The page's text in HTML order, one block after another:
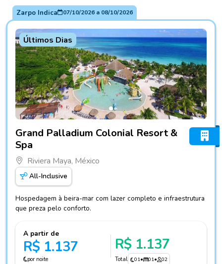
Zarpo Indica 07/10/2026a 08/10/2026
Últimos Dias
Fotos do hotel Grand Palladium Colonial Resort & Spa
Grand Palladium Colonial Resort &
Spa
Riviera Maya, México
All-Inclusive
Hospedagem à beira-mar com lazer completo e infraestrutura
que preza pelo conforto.
A partir de
R$ 1.137
por noite
R$ 1.137
Total 01• 01• 02